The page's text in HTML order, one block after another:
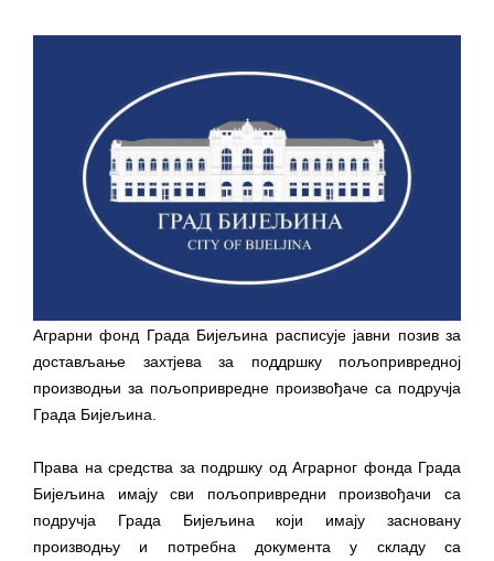
КАНДИДАТА КОЈИ СУ ОСТВАРИЛИ ПРАВО
НА ГРАДСКИ МЈЕСЕЧНИ БОРАЧКИ
ДОДАТАК ЗА ДЕМОБИЛИСАНЕ БОРЦЕ
ВОЈСКЕ РЕПУБЛИКЕ СРПСКЕ У СТАЊУ
СОЦИЈАЛНЕ ПОТРЕБЕ
Oд 27. јула пријем захтјева за новчану
помоћ за набавку школског прибора
основцима
гориво доступни од 13. марта до 15.
новембра
7. августа
Обавјештење за предузетника - Вера
Ујић
Аграрни фонд Града Бијељина расписује јавни позив за
достављање захтјева за поддршку пољопривредној
производњи за пољопривредне произвођаче са подручја
Града Бијељина.
Права на средства за подршку од Аграрног фонда Града
Бијељина имају сви пољопривредни произвођачи са
подручја Града Бијељина који имају засновану
производњу и потребна документа у складу са